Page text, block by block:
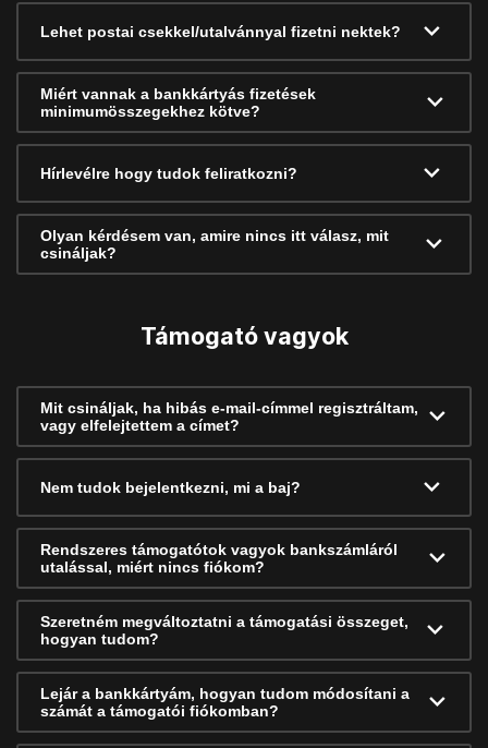
Lehet postai csekkel/utalvánnyal fizetni nektek?
Miért vannak a bankkártyás fizetések
minimumösszegekhez kötve?
Hírlevélre hogy tudok feliratkozni?
Olyan kérdésem van, amire nincs itt válasz, mit
csináljak?
Támogató vagyok
Mit csináljak, ha hibás e-mail-címmel regisztráltam,
vagy elfelejtettem a címet?
Nem tudok bejelentkezni, mi a baj?
Rendszeres támogatótok vagyok bankszámláról
utalással, miért nincs fiókom?
Szeretném megváltoztatni a támogatási összeget,
hogyan tudom?
Lejár a bankkártyám, hogyan tudom módosítani a
számát a támogatói fiókomban?